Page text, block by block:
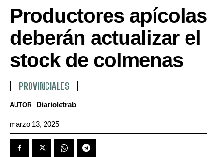
Productores apícolas
deberán actualizar el
stock de colmenas
PROVINCIALES
AUTOR Diarioletrab
marzo 13, 2025